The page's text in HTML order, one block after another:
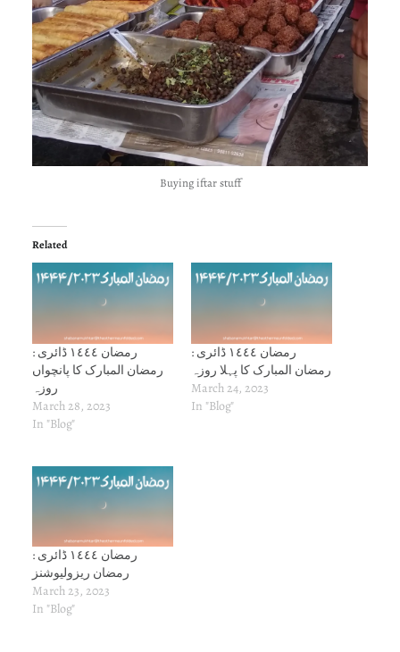
Buying iftar stuff
Related
رمضان ١٤٤٤ ڈائری :
رمضان المبارک کا پانچواں
روزہ
March 28, 2023
In "Blog"
رمضان ١٤٤٤ ڈائری :
رمضان المبارک کا پہلا روزہ
March 24, 2023
In "Blog"
رمضان ١٤٤٤ ڈائری :
رمضان ریزولیوشنز
March 23, 2023
In "Blog"